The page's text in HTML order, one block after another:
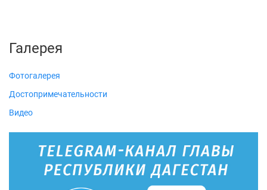
Галерея
Фотогалерея
Достопримечательности
Видео